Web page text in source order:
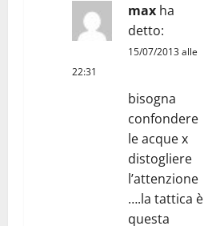
max ha
detto:
15/07/2013 alle
22:31
bisogna
confondere
le acque x
distogliere
l’attenzione
….la tattica è
questa